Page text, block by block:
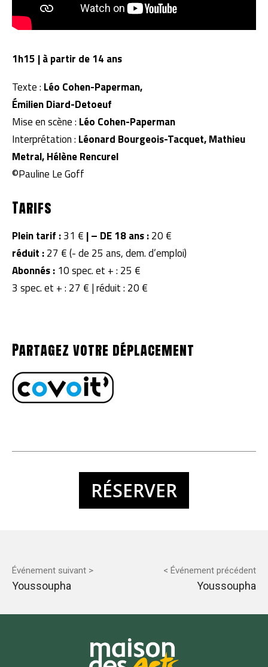
1h15 | à partir de 14 ans
Texte : Léo Cohen-Paperman,
Émilien Diard-Detoeuf
Mise en scène : Léo Cohen-Paperman
Interprétation : Léonard Bourgeois-Tacquet, Mathieu
Metral, Hélène Rencurel
©Pauline Le Goff
Tarifs
Plein tarif :31 € |– DE 18 ans :20 €
réduit :27 € (- de 25 ans, dem. d’emploi)
Abonnés : 10 spec. et + : 25 €
3 spec. et + : 27 € | réduit : 20 €
Partagez votre déplacement
RÉSERVER
Événement suivant >
Youssoupha
< Événement précédent
Youssoupha